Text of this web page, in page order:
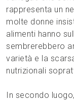
rappresenta un
molte donne
alimenti hanno
sembrerebbero
varietà e la
nutrizionali
In secondo